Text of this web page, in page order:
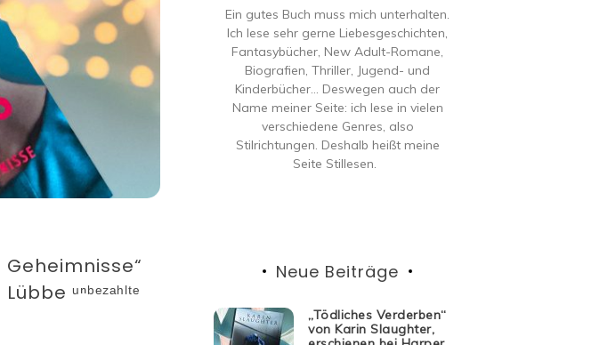
ᵘⁿᵇᵉᶻᵃʰˡᵗᵉ
Ein gutes Buch muss mich unterhalten.
Ich lese sehr gerne Liebesgeschichten,
Fantasybücher, New Adult-Romane,
Biografien, Thriller, Jugend- und
Kinderbücher… Deswegen auch der
Name meiner Seite: ich lese in vielen
verschiedene Genres, also
Stilrichtungen. Deshalb heißt meine
Seite Stillesen.
Neue Beiträge
„Tödliches Verderben“
von Karin Slaughter,